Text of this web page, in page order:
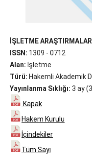
İŞLETME
ISSN: 1309 - 0712
Alan: İşletme
Türü: Hakemli Akademik
Yayınlanma Sıklığı: 3 ay
Kapak
Hakem Kurulu
İçindekiler
Tüm Sayı